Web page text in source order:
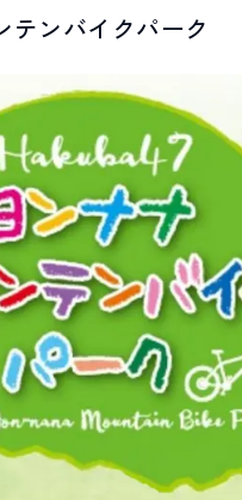
おすすめ情報
EVENTS
イベント情報
MEISTER TOUR
マイスターツアー
ACTIVITIES
アクティビティー
NORWAY VILLAGE
ノルウェービレッジ
SHIONOMICHI
テンバイクパーク